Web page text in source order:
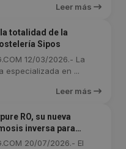
Leer más
totalidad de la
Sipos
12/03/2026.- La
especializada en ...
Leer más
RO, su nueva
inversa para
mayor salinidad
20/07/2026.- El